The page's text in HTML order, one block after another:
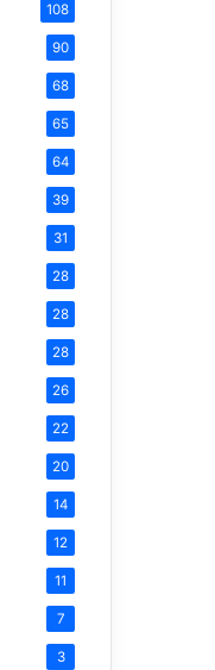
108
90
68
65
64
39
31
28
28
28
26
22
20
14
12
11
7
3